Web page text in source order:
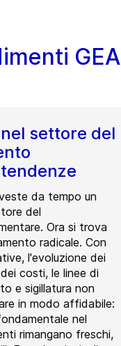
GEA
settore del
da tempo un
del
Ora si trova
radicale. Con
l'evoluzione dei
costi, le linee di
e sigillatura non
in modo affidabile:
nel
rimangano freschi,